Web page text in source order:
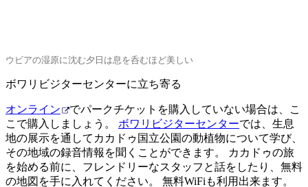
索:
Sign
up
ウビアの湿原に沈む夕日は息を呑むほど美しい
ボワリビジターセンターに立ち寄る
オンライン
でパークチケットを購入していない場合は、こ
こで購入しましょう。 ボワリビジターセンターでは、生息
地の展示を通してカカドゥ国立公園の動植物について学び、
その地域の録音情報を聞くことができます。 カカドゥの旅
を始める前に、フレンドリーなスタッフと話をしたり、無料
の地図を手に入れてください。 無料WiFiも利用出来ます。